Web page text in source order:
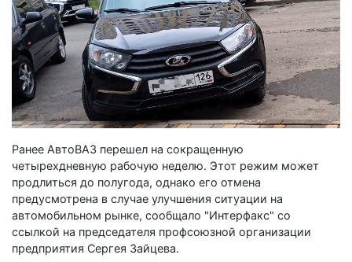
Ранее АвтоВАЗ перешел на сокращенную
четырехдневную рабочую неделю. Этот режим может
продлиться до полугода, однако его отмена
предусмотрена в случае улучшения ситуации на
автомобильном рынке, сообщало "Интерфакс" со
ссылкой на председателя профсоюзной организации
предприятия Сергея Зайцева.